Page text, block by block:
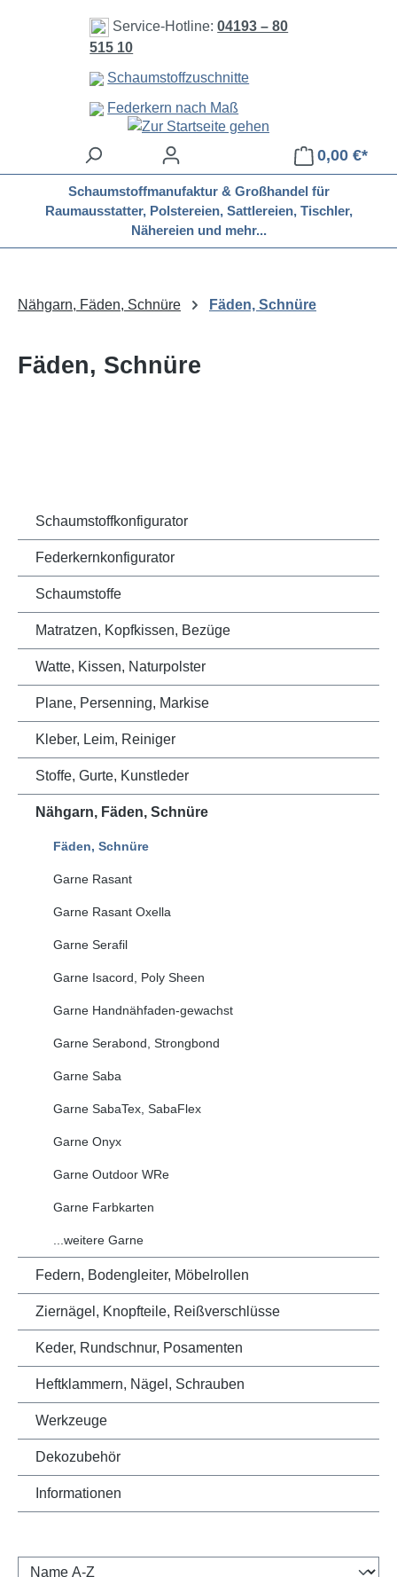
Zum Hauptinhalt springen
Service-Hotline:04193 – 80
515 10
Schaumstoffzuschnitte
Federkern nach Maß
0,00 €*
Schaumstoffmanufaktur & Großhandel für
Raumausstatter, Polstereien, Sattlereien, Tischler,
Nähereien und mehr...
Nähgarn, Fäden, Schnüre Fäden, Schnüre
Fäden, Schnüre
Schaumstoffkonfigurator
Federkernkonfigurator
Schaumstoffe
Matratzen, Kopfkissen, Bezüge
Watte, Kissen, Naturpolster
Plane, Persenning, Markise
Kleber, Leim, Reiniger
Stoffe, Gurte, Kunstleder
Nähgarn, Fäden, Schnüre
Fäden, Schnüre
Garne Rasant
Garne Rasant Oxella
Garne Serafil
Garne Isacord, Poly Sheen
Garne Handnähfaden-gewachst
Garne Serabond, Strongbond
Garne Saba
Garne SabaTex, SabaFlex
Garne Onyx
Garne Outdoor WRe
Garne Farbkarten
...weitere Garne
Federn, Bodengleiter, Möbelrollen
Ziernägel, Knopfteile, Reißverschlüsse
Keder, Rundschnur, Posamenten
Heftklammern, Nägel, Schrauben
Werkzeuge
Dekozubehör
Informationen